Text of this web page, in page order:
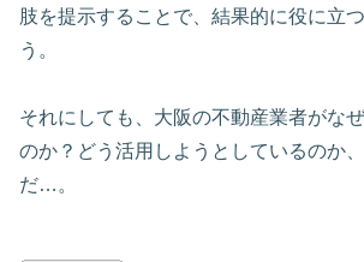
肢を提示することで、結果的に役に立
う。
それにしても、大阪の不動産業者がな
のか？どう活用しようとしているのか
だ…。